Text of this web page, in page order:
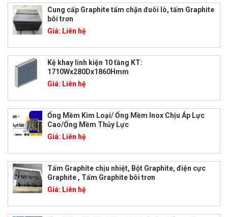
Cung cấp Graphite tấm chặn đuôi lò, tấm Graphite
bôi trơn
Giá: Liên hệ
Kệ khay linh kiện 10 tầng KT:
1710Wx280Dx1860Hmm
Giá: Liên hệ
Ống Mềm Kim Loại/ Ống Mềm Inox Chịu Áp Lực
Cao/Ống Mềm Thủy Lực
Giá: Liên hệ
Tấm Graphite chịu nhiệt, Bột Graphite, điện cực
Graphite , Tấm Graphite bôi trơn
Giá: Liên hệ